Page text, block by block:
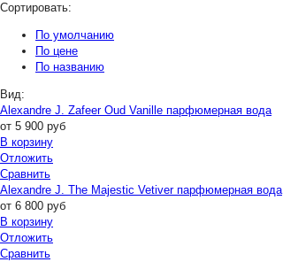
Сортировать:
По умолчанию
По цене
По названию
Вид:
Alexandre J. Zafeer Oud Vanille парфюмерная вода
от 5 900 руб
В корзину
Отложить
Сравнить
Alexandre J. The Majestic Vetiver парфюмерная вода
от 6 800 руб
В корзину
Отложить
Сравнить